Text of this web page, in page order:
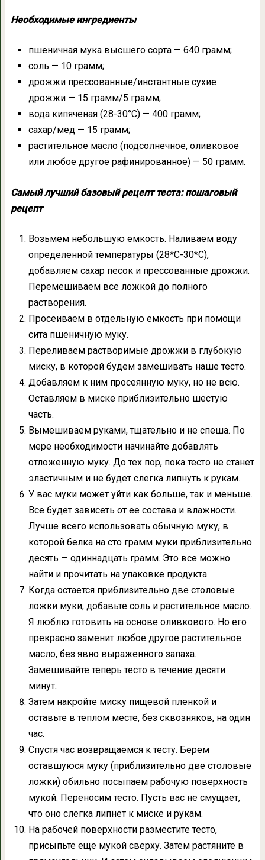
Необходимые ингредиенты
пшеничная мука высшего сорта — 640 грамм;
соль — 10 грамм;
дрожжи прессованные/инстантные сухие
дрожжи — 15 грамм/5 грамм;
вода кипяченая (28-30°С) — 400 грамм;
сахар/мед — 15 грамм;
растительное масло (подсолнечное, оливковое
или любое другое рафинированное) — 50 грамм.
Самый лучший базовый рецепт теста: пошаговый
рецепт
Возьмем небольшую емкость. Наливаем воду
определенной температуры (28*C-30*C),
добавляем сахар песок и прессованные дрожжи.
Перемешиваем все ложкой до полного
растворения.
Просеиваем в отдельную емкость при помощи
сита пшеничную муку.
Переливаем растворимые дрожжи в глубокую
миску, в которой будем замешивать наше тесто.
Добавляем к ним просеянную муку, но не всю.
Оставляем в миске приблизительно шестую
часть.
Вымешиваем руками, тщательно и не спеша. По
мере необходимости начинайте добавлять
отложенную муку. До тех пор, пока тесто не станет
эластичным и не будет слегка липнуть к рукам.
У вас муки может уйти как больше, так и меньше.
Все будет зависеть от ее состава и влажности.
Лучше всего использовать обычную муку, в
которой белка на сто грамм муки приблизительно
десять — одиннадцать грамм. Это все можно
найти и прочитать на упаковке продукта.
Когда остается приблизительно две столовые
ложки муки, добавьте соль и растительное масло.
Я люблю готовить на основе оливкового. Но его
прекрасно заменит любое другое растительное
масло, без явно выраженного запаха.
Замешивайте теперь тесто в течение десяти
минут.
Затем накройте миску пищевой пленкой и
оставьте в теплом месте, без сквозняков, на один
час.
Спустя час возвращаемся к тесту. Берем
оставшуюся муку (приблизительно две столовые
ложки) обильно посыпаем рабочую поверхность
мукой. Переносим тесто. Пусть вас не смущает,
что оно слегка липнет к миске и рукам.
На рабочей поверхности разместите тесто,
присыпьте еще мукой сверху. Затем растяните в